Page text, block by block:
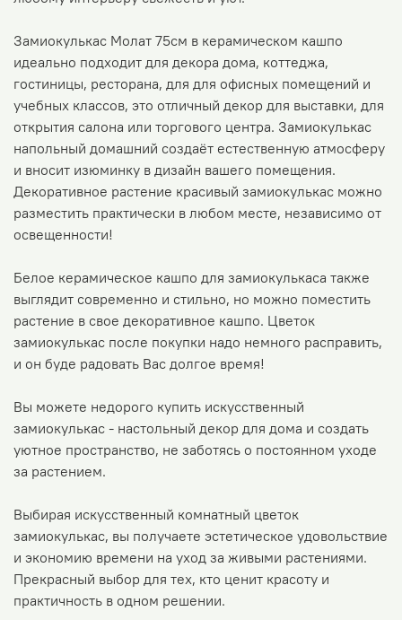
Замиокулькас Молат 75см в керамическом кашпо
идеально подходит для декора дома, коттеджа,
гостиницы, ресторана, для для офисных помещений и
учебных классов, это отличный декор для выставки, для
открытия салона или торгового центра. Замиокулькас
напольный домашний создаёт естественную атмосферу
и вносит изюминку в дизайн вашего помещения.
Декоративное растение красивый замиокулькас можно
разместить практически в любом месте, независимо от
освещенности!
Белое керамическое кашпо для замиокулькаса также
выглядит современно и стильно, но можно поместить
растение в свое декоративное кашпо. Цветок
замиокулькас после покупки надо немного расправить,
и он буде радовать Вас долгое время!
Вы можете недорого купить искусственный
замиокулькас - настольный декор для дома и создать
уютное пространство, не заботясь о постоянном уходе
за растением.
Выбирая искусственный комнатный цветок
замиокулькас, вы получаете эстетическое удовольствие
и экономию времени на уход за живыми растениями.
Прекрасный выбор для тех, кто ценит красоту и
практичность в одном решении.